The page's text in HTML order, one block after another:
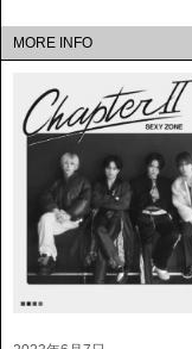
MORE INFO